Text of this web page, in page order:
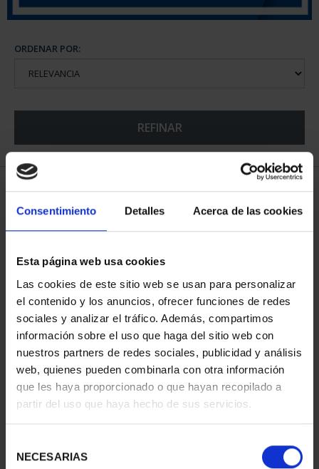
Consentimiento Detalles Acerca de las cookies
Esta página web usa cookies
Las cookies de este sitio web se usan para personalizar
el contenido y los anuncios, ofrecer funciones de redes
sociales y analizar el tráfico. Además, compartimos
información sobre el uso que haga del sitio web con
nuestros partners de redes sociales, publicidad y análisis
web, quienes pueden combinarla con otra información
que les haya proporcionado o que hayan recopilado a
partir del uso que haya hecho de sus servicios.
NECESARIAS
ORDENAR POR:
REFINAR
5 Productos encontrados
CARTERITA 2 EURO
PROOF ART.49
INCLUSION ...
26,00 €
CARTERITA 2 EURO
PROOF MONAST.DE
POBLET ...
26,00 €